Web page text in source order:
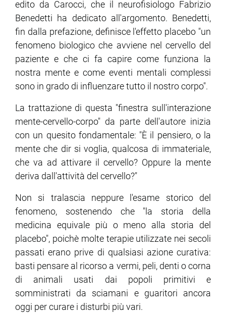
edito da Carocci, che il neurofisiologo Fabrizio
Benedetti ha dedicato all'argomento. Benedetti,
fin dalla prefazione, definisce l'effetto placebo "un
fenomeno biologico che avviene nel cervello del
paziente e che ci fa capire come funziona la
nostra mente e come eventi mentali complessi
sono in grado di influenzare tutto il nostro corpo".
La trattazione di questa "finestra sull'interazione
mente-cervello-corpo" da parte dell'autore inizia
con un quesito fondamentale: "È il pensiero, o la
mente che dir si voglia, qualcosa di immateriale,
che va ad attivare il cervello? Oppure la mente
deriva dall'attività del cervello?"
Non si tralascia neppure l'esame storico del
fenomeno, sostenendo che "la storia della
medicina equivale più o meno alla storia del
placebo", poichè molte terapie utilizzate nei secoli
passati erano prive di qualsiasi azione curativa:
basti pensare al ricorso a vermi, peli, denti o corna
di animali usati dai popoli primitivi e
somministrati da sciamani e guaritori ancora
oggi per curare i disturbi più vari.